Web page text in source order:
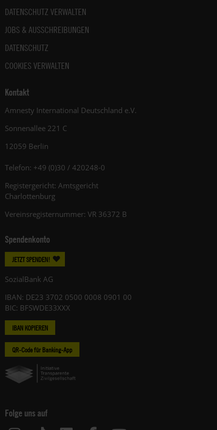
DATENSCHUTZ VERWALTEN
JOBS & AUSSCHREIBUNGEN
DATENSCHUTZ
COOKIES VERWALTEN
Kontakt
Amnesty International Deutschland e.V.
Sonnenallee 221 C
12059 Berlin
Telefon: +49 (0)30 / 420248-0
Registergericht: Amtsgericht
Charlottenburg
Vereinsregisternummer: VR 36372 B
Spendenkonto
JETZT SPENDEN!
SozialBank AG
IBAN: DE23 3702 0500 0008 0901 00
BIC: BFSWDE33XXX
IBAN KOPIEREN
QR-Code für Banking-App
Folge uns auf